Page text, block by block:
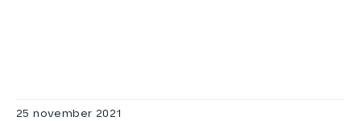
25 november 2021